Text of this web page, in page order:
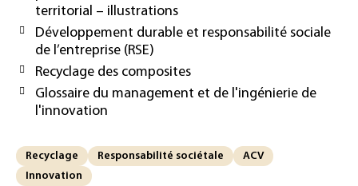
territorial – illustrations
Développement durable et responsabilité sociale
de l’entreprise (RSE)
Recyclage des composites
Glossaire du management et de l'ingénierie de
l'innovation
Recyclage Responsabilité sociétale
ACV
Innovation